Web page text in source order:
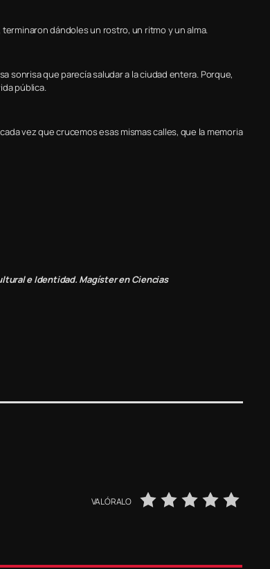
dándoles un rostro, un ritmo y un alma.
sonrisa que parecía saludar a la ciudad entera. Porque,
pública.
vez que crucemos esas mismas calles, que la memoria
e Identidad. Magíster en Ciencias
VALÓRALO